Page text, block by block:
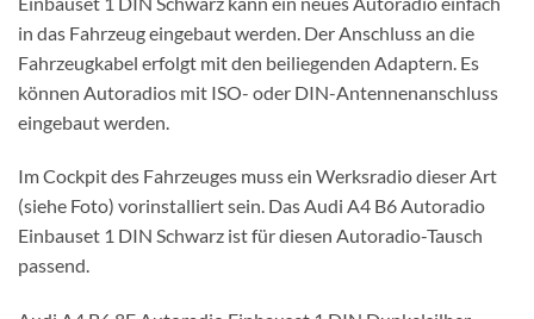
in das Fahrzeug eingebaut werden. Der Anschluss an die
Fahrzeugkabel erfolgt mit den beiliegenden Adaptern. Es
können Autoradios mit ISO- oder DIN-Antennenanschluss
eingebaut werden.
Im Cockpit des Fahrzeuges muss ein Werksradio dieser Art
(siehe Foto) vorinstalliert sein. Das Audi A4 B6 Autoradio
Einbauset 1 DIN Schwarz ist für diesen Autoradio-Tausch
passend.